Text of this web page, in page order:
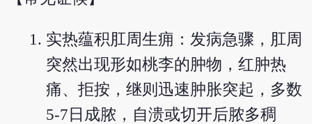
实热蕴积肛周生痈：发病急骤，肛周
突然出现形如桃李的肿物，红肿热
痛、拒按，继则迅速肿胀突起，多数
5-7日成脓，自溃或切开后脓多稠